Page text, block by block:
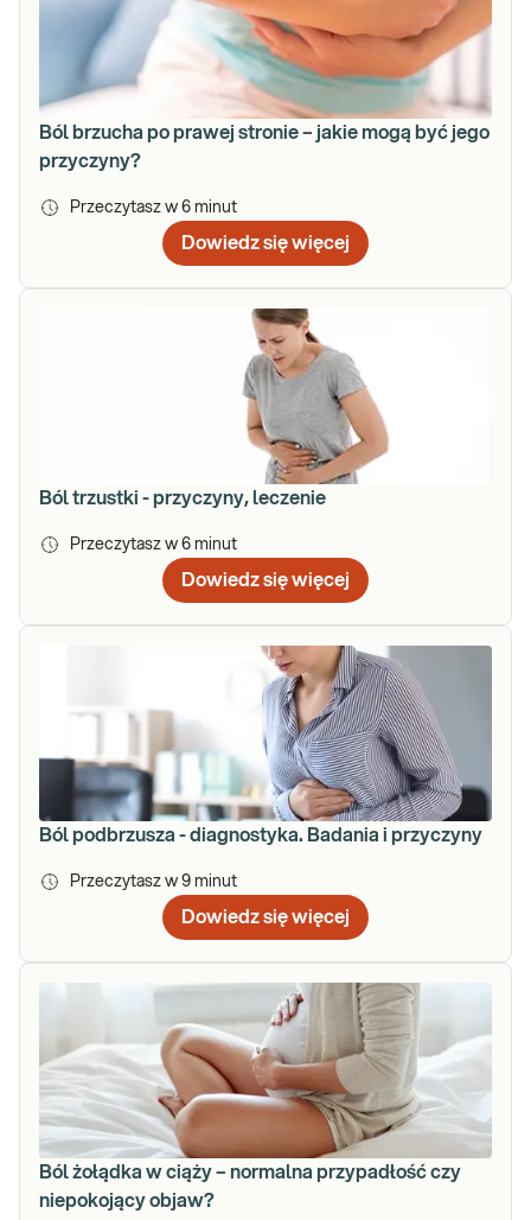
Ból brzucha po prawej stronie – jakie mogą być jego
przyczyny?
Przeczytasz w 6 minut
Dowiedz się więcej
Ból trzustki - przyczyny, leczenie
Przeczytasz w 6 minut
Dowiedz się więcej
Ból podbrzusza - diagnostyka. Badania i przyczyny
Przeczytasz w 9 minut
Dowiedz się więcej
Ból żołądka w ciąży – normalna przypadłość czy
niepokojący objaw?